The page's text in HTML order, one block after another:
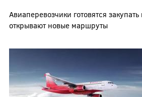
Авиаперевозчики готовятся
открывают новые маршруты